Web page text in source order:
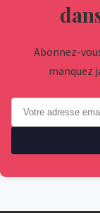
Abonnez-
manquez